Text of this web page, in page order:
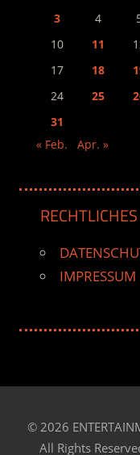
3
4
10
11
17
18
24
25
31
« Feb.
Apr. »
RECHTLICHES
IMPRESSUM
© 2026
All Rights